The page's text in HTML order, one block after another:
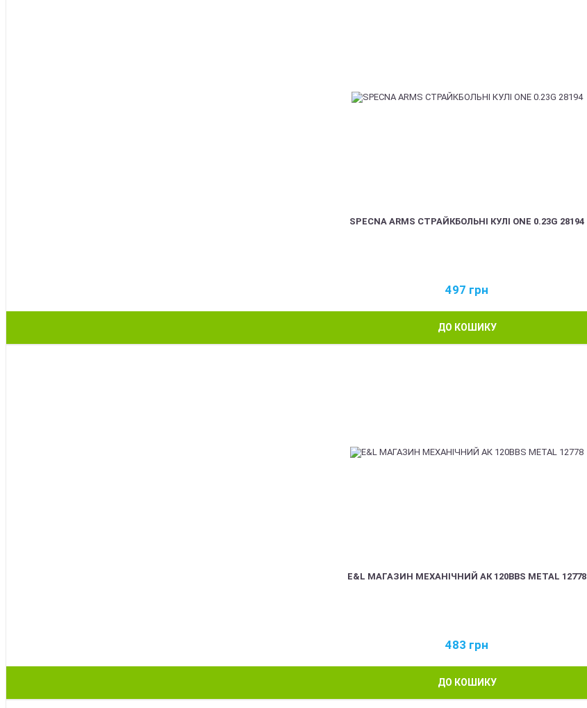
SPECNA ARMS СТРАЙКБОЛЬНІ КУЛІ ONE 0.23G 28194
497 грн
ДО КОШИКУ
E&L МАГАЗИН МЕХАНІЧНИЙ АК 120BBS METAL 12778
483 грн
ДО КОШИКУ